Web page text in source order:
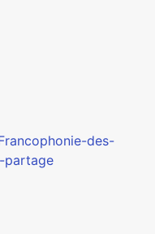
des-
partage